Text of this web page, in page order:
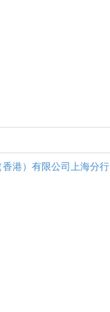
港）有限公司上海分行